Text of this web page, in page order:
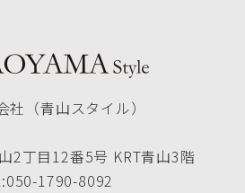
社（青山スタイル）
2丁目12番5号 KRT青山3階
1790-8092